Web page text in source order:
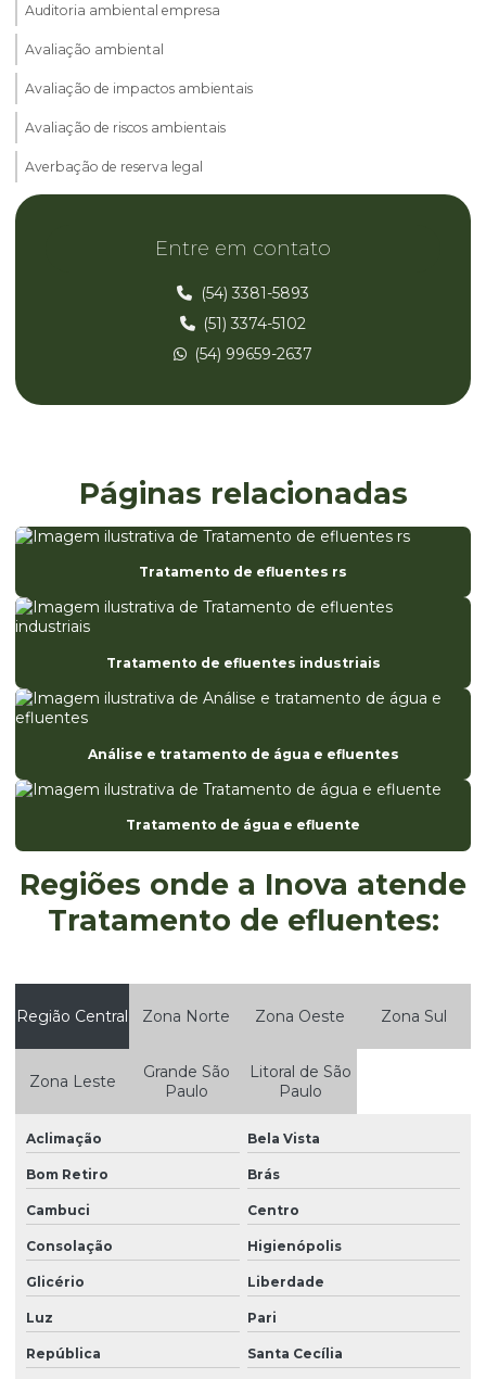
Auditoria ambiental empresa
Avaliação ambiental
Avaliação de impactos ambientais
Avaliação de riscos ambientais
Averbação de reserva legal
Cadastro ambiental rural car
Consultoria ambiental
Consultoria ambiental parana
Consultoria ambiental rio grande do sul
Consultoria ambiental rs
Consultoria ambiental santa catarina
Consultoria e licenciamento ambiental
Eia estudo de impacto ambiental
Elaboração da análise preliminar de riscos
Elaboração de laudos e pareceres técnicos ambientais
Empresa de avaliação ambiental
Empresa especializada em registro anvisa
Empresa monitoramento ambiental
Empresa de projetos ambientais
Empresas de estudos ambientais
Empresas que faz auditoria ambiental
Estudo da qualidade da água
Gerenciamento de resíduos
Gerenciamento de resíduos classe 1
Gerenciamento de resíduos empresas
Gerenciamento de resíduos industriais
Entre em contato
(54) 3381-5893
(51) 3374-5102
(54) 99659-2637
Páginas relacionadas
Tratamento de efluentes rs
Tratamento de efluentes industriais
Análise e tratamento de água e efluentes
Tratamento de água e efluente
Regiões onde a Inova atende
Tratamento de efluentes:
Região Central Zona Norte Zona Oeste Zona Sul
Zona Leste
Grande São
Paulo
Litoral de São
Paulo
Aclimação Bela Vista
Bom Retiro Brás
Cambuci Centro
Consolação Higienópolis
Glicério Liberdade
Luz Pari
República Santa Cecília